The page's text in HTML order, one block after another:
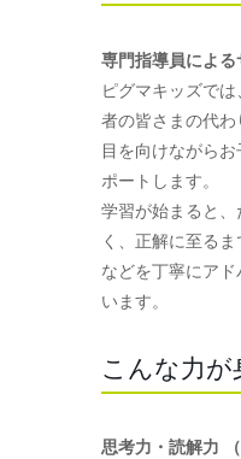
専門指導員による
ピグマキッズで
者の皆さまの代
目を向けながら
ポートします。
学習が始まると
く、正解に至る
などを丁寧にア
います。
こんな力
思考力・読解力 （